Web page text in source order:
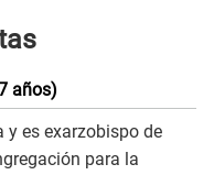
años)
y es exarzobispo de
para la